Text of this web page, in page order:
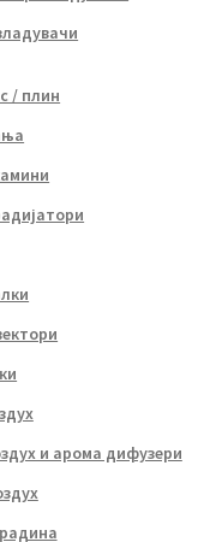
/ плин
и арома дифузери